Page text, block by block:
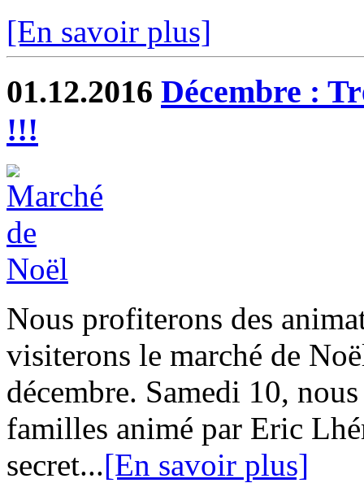
[En savoir plus]
01.12.2016 Décembre :
!!!
Nous profiterons des
visiterons le marché de
décembre. Samedi 10,
familles animé par Eric
secret...[En savoir plus]